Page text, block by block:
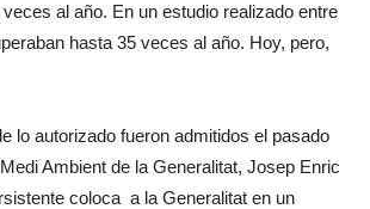
al año. En un estudio realizado entre
hasta 35 veces al año. Hoy, pero,
lo autorizado fueron admitidos el pasado
Ambient de la Generalitat, Josep Enric
coloca a la Generalitat en un